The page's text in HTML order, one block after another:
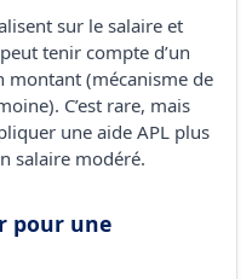
sur le salaire et
tenir compte d’un
montant (mécanisme de
C’est rare, mais
une aide APL plus
salaire modéré.
pour une